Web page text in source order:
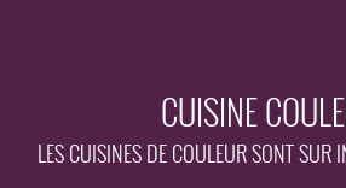
CUISINE
LES CUISINES DE COULEUR SONT SUR